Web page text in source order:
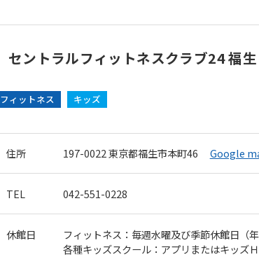
セントラルフィットネスクラブ24 福生
フィットネス キッズ
住所 197-0022東京都福生市本町46 Google
TEL 042-551-0228
休館日
フィットネス：毎週水曜及び季節休館日（
各種キッズスクール：アプリまたはキッズ
The